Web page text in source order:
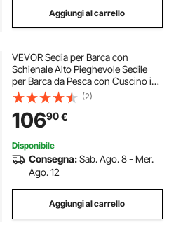
Aggiungi al carrello
VEVOR Sedia per Barca con
Schienale Alto Pieghevole Sedile
per Barca da Pesca con Cuscino in
Spugna Pelle in PVC Impermeabile
Cerniere in Lega di Alluminio, Sedia
per Barca da Pesca 2 Pezzi
(2)
10690€
Disponibile
Consegna:Sab. Ago. 8 - Mer.
Ago. 12
Aggiungi al carrello